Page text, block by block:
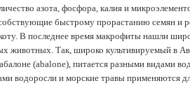
азота, фосфора, калия и
быстрому прорастанию семян и
В последнее время макрофиты нашли
животных. Так, широко культивируемый в
(abalone), питается разными видами
водоросли и морские травы применяются